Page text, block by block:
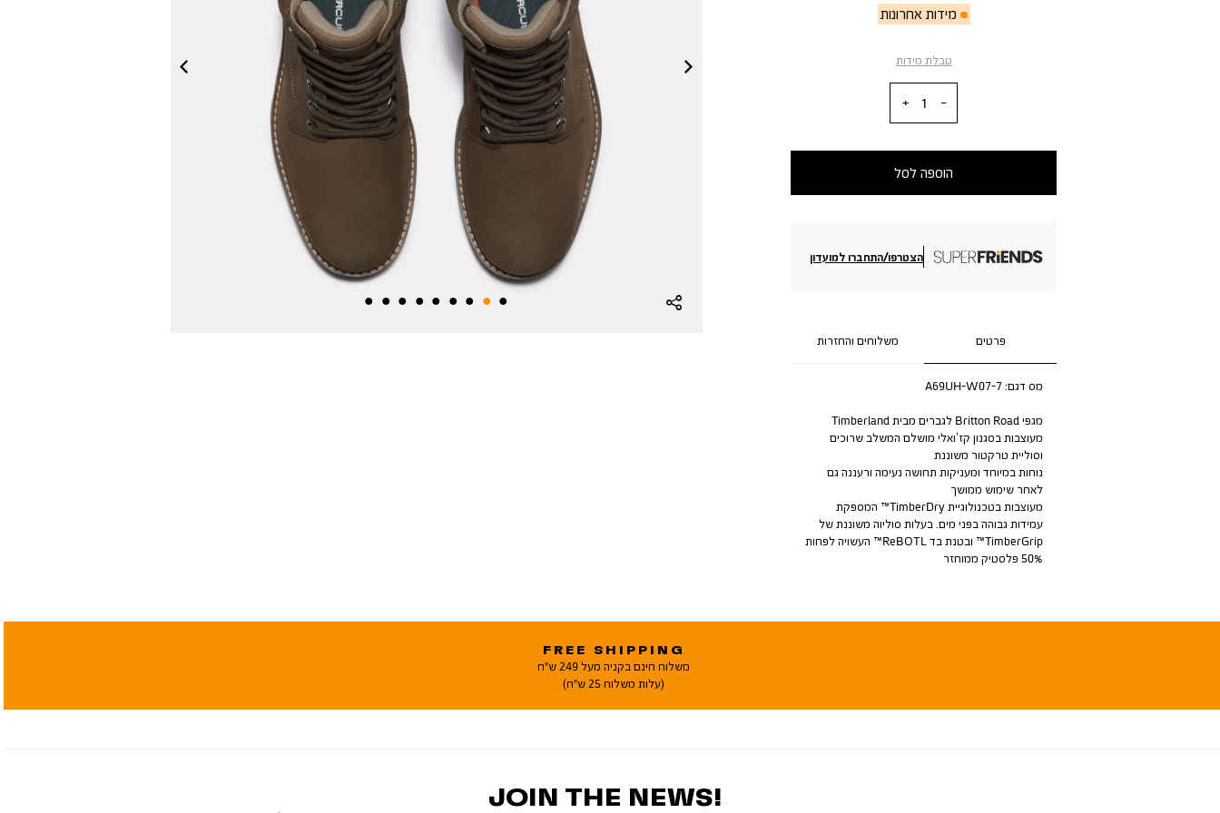
מידות אחרונות
טבלת מידות
הוספה לסל
הצטרפו/התחברו למועדון
פרטים משלוחים והחזרות
מס דגם:A69UH-W07-7
מגפי Britton Road לגברים מבית Timberland
מעוצבות בסגנון קז’ואלי מושלם המשלב שרוכים
וסוליית טרקטור משוננת
נוחות במיוחד ומעניקות תחושה נעימה ורעננה גם
לאחר שימוש ממושך
מעוצבות בטכנולוגיית TimberDry™ המספקת
עמידות גבוהה בפני מים. בעלות סוליוה משוננת של
TimberGrip™ ובטנת בד ReBOTL™ העשויה לפחות
50% פלסטיק ממוחזר
FREE SHIPPING
משלוח חינם בקניה מעל 249 ש"ח
(עלות משלוח 25 ש"ח)
JOIN THE NEWS!